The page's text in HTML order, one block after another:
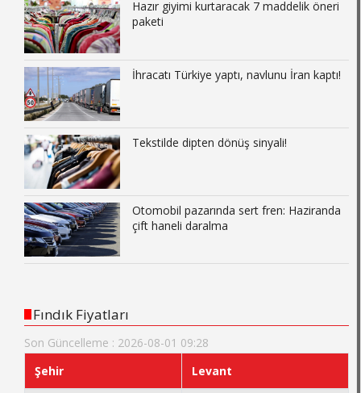
Hazır giyimi kurtaracak 7 maddelik öneri
paketi
İhracatı Türkiye yaptı, navlunu İran kaptı!
Tekstilde dipten dönüş sinyali!
Otomobil pazarında sert fren: Haziranda
çift haneli daralma
Fındık Fiyatları
Son Güncelleme : 2026-08-01 09:28
Şehir
Levant